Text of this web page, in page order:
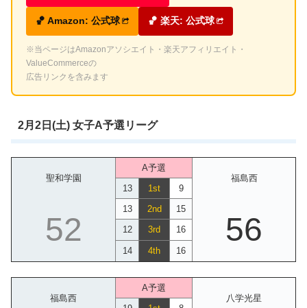
🏀 Amazon: 公式球 🏀 楽天: 公式球
※当ページはAmazonアソシエイト・楽天アフィリエイト・
ValueCommerceの
広告リンクを含みます
2月2日(土) 女子A予選リーグ
聖和学園
A予選
福島西
13
1st 9
52
13 2nd 15
56
12 3rd 16
14 4th 16
福島西
A予選
八学光星